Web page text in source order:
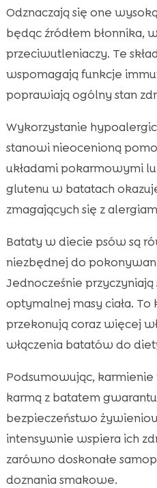
Odznaczają się one
będąc źródłem błonnika,
przeciwutleniaczy. Te
wspomagają funkcje
poprawiają ogólny stan
Wykorzystanie
stanowi nieocenioną
układami pokarmowymi
glutenu w batatach
zmagających się z
Bataty w diecie psów są
niezbędnej do
Jednocześnie
optymalnej masy ciała.
przekonują coraz więcej
włączenia batatów do
Podsumowując,
karmą z batatem
bezpieczeństwo
intensywnie wspiera ich
zarówno doskonałe
doznania smakowe.